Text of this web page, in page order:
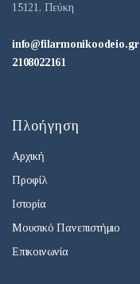
15121, Πεύκη
info@filarmonikoodeio.gr
2108022161
Πλοήγηση
Αρχική
Προφίλ
Ιστορία
Μουσικό Πανεπιστήμιο
Επικοινωνία